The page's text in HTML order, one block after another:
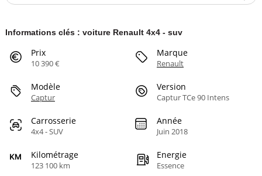
Informations clés : voiture Renault 4x4 - suv
Prix
10 390 €
Marque
Renault
Modèle
Captur
Version
Captur TCe 90 Intens
Carrosserie
4x4 - SUV
Année
Juin 2018
Kilométrage
123 100 km
Energie
Essence